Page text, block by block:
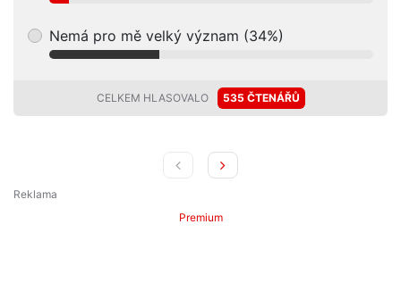
Nemá pro mě velký význam (34%)
CELKEM HLASOVALO 535 ČTENÁŘŮ
Premium